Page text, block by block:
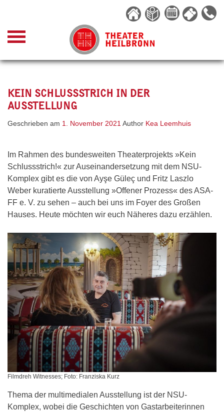
content
KEIN SCHLUSSSTRICH IN DER
AUSSTELLUNG
Geschrieben am 1. November 2021 Author Kea Leemhuis
Im Rahmen des bundesweiten Theaterprojekts »Kein
Schlussstrich!« zur Auseinandersetzung mit dem NSU-
Komplex gibt es die von Ayşe Güleç und Fritz Laszlo
Weber kuratierte Ausstellung »Offener Prozess« des ASA-
FF e. V. zu sehen – auch bei uns im Foyer des Großen
Hauses. Heute möchten wir euch Näheres dazu erzählen.
Filmdreh Witnesses; Foto: Franziska Kurz
Thema der multimedialen Ausstellung ist der NSU-
Komplex, wobei die Geschichten von Gastarbeiterinnen